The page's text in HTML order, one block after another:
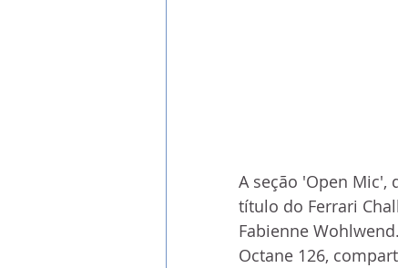
A seção 'Open Mic',
título do Ferrari
Fabienne
Octane 126,